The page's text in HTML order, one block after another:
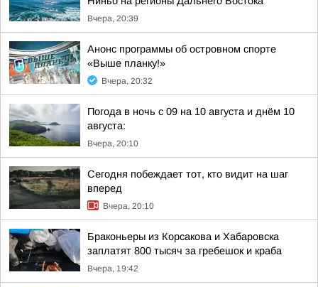
Вчера, 20:39
Анонс программы об островном спорте
«Выше планку!»
Вчера, 20:32
Погода в ночь с 09 на 10 августа и днём 10
августа:
Вчера, 20:10
Сегодня побеждает тот, кто видит на шаг
вперед
Вчера, 20:10
Браконьеры из Корсакова и Хабаровска
заплатят 800 тысяч за гребешок и краба
Вчера, 19:42